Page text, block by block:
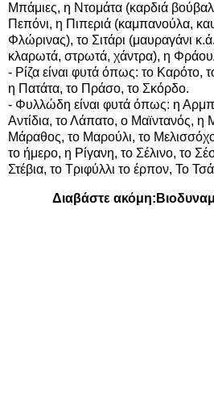
Μπάμιες, η Ντομάτα (καρδιά
Πεπόνι, η Πιπεριά (καμπανούλα,
Φλώρινας), το Σιτάρι (μαυραγάνι
κλαρωτά, στρωτά, χάντρα), η
- Ρίζα είναι φυτά όπως: το Καρότο,
η Πατάτα, το Πράσο, το Σκόρδο.
- Φυλλώδη είναι φυτά όπως: η
Αντίδια, το Λάπατο, ο Μαϊντανός, η
Μάραθος, το Μαρούλι, το
το ήμερο, η Ρίγανη, το Σέλινο, το
Στέβια, το Τριφύλλι το έρπον, Το
Διαβάστε ακόμη: